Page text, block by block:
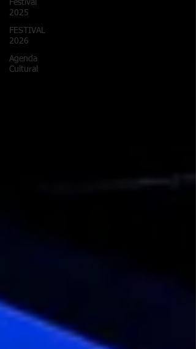
Festival
2025
FESTIVAL
2026
Agenda
Cultural